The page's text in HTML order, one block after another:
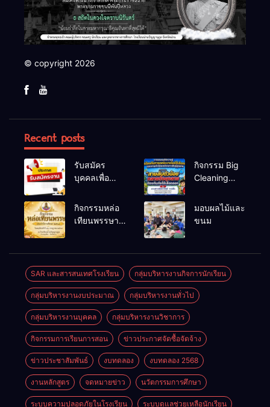
© copyright 2026
Recent posts
รับสมัคร
บุคคลเพื่อ
เลือกสรรเป็น
พนักงาน
กิจกรรม Big
Cleaning
ป้องกันโรคไข้
กิจกรรมหล่อ
เทียนพรรษา
มอบผลไม้และ
ขนม
SAR และสารสนเทศโรงเรียน กลุ่มบริหารงานกิจการนักเรียน
กลุ่มบริหารงานงบประมาณ กลุ่มบริหารงานทั่วไป
กลุ่มบริหารงานบุคคล กลุ่มบริหารงานวิชาการ
กิจกรรมการเรียนการสอน ข่าวประกาศจัดซื้อจัดจ้าง
ข่าวประชาสัมพันธ์ งบทดลอง งบทดลอง 2568
งานหลักสูตร จดหมายข่าว นวัตกรรมการศึกษา
ระบบความปลอดภัยในโรงเรียน ระบบดูแลช่วยเหลือนักเรียน